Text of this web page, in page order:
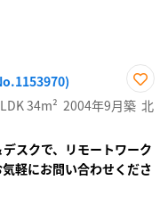
お気
に入
34m² 2004年9月築 北
スクで、リモートワーク
軽にお問い合わせくださ